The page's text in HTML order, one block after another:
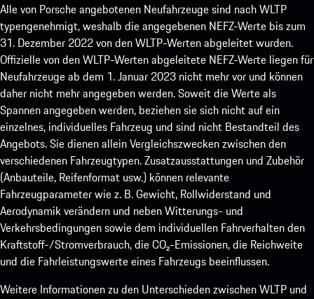
Alle von Porsche angebotenen Neufahrzeuge sind nach WLTP
typengenehmigt, weshalb die angegebenen NEFZ-Werte bis zum
31. Dezember 2022 von den WLTP-Werten abgeleitet wurden.
Offizielle von den WLTP-Werten abgeleitete NEFZ-Werte liegen für
Neufahrzeuge ab dem 1. Januar 2023 nicht mehr vor und können
daher nicht mehr angegeben werden. Soweit die Werte als
Spannen angegeben werden, beziehen sie sich nicht auf ein
einzelnes, individuelles Fahrzeug und sind nicht Bestandteil des
Angebots. Sie dienen allein Vergleichszwecken zwischen den
verschiedenen Fahrzeugtypen. Zusatzausstattungen und Zubehör
(Anbauteile, Reifenformat usw.) können relevante
Fahrzeugparameter wie z. B. Gewicht, Rollwiderstand und
Aerodynamik verändern und neben Witterungs- und
Verkehrsbedingungen sowie dem individuellen Fahrverhalten den
Kraftstoff-/Stromverbrauch, die CO₂-Emissionen, die Reichweite
und die Fahrleistungswerte eines Fahrzeugs beeinflussen.
Weitere Informationen zu den Unterschieden zwischen WLTP und